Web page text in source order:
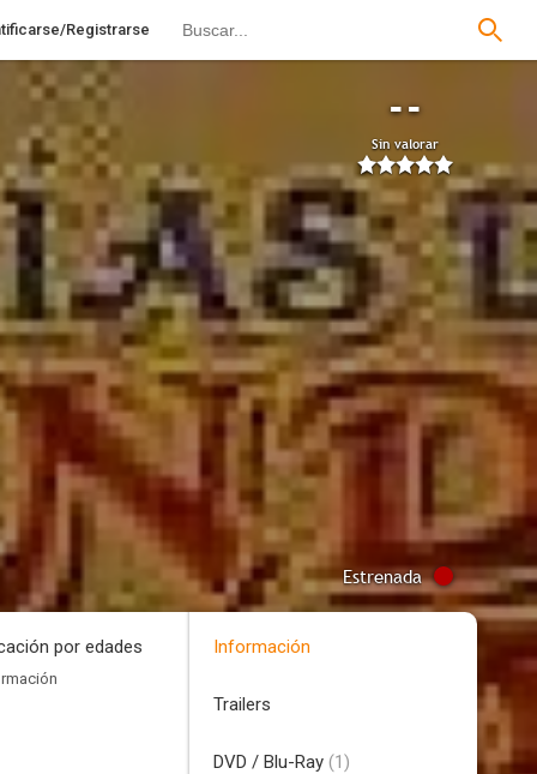
Registrarse
--
Sin valorar
Estrenada
por edades Información
Trailers
DVD / Blu-Ray (1)